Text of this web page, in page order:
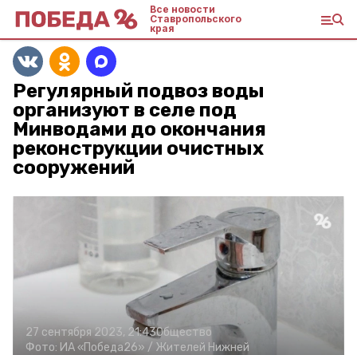
Все новости
Ставропольского
края
Регулярный подвоз воды
организуют в селе под
Минводами до окончания
реконструкции очистных
сооружений
27 сентября 2023, 21:43Общество
Фото: ИА «Победа26» / Жителей Нижней